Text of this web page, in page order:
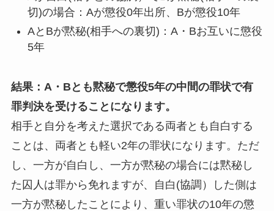
切)の場合：Aが懲役0年出所、Bが懲役10年
AとBが黙秘(相手への裏切)：A・Bお互いに懲役
5年
結果：A・Bとも黙秘で懲役5年の中間の罪状で有
罪判決を受けることになります。
相手と自分を考えた選択である両者とも自白する
ことは、両者とも軽い2年の罪状になります。ただ
し、一方が自白し、一方が黙秘の場合には黙秘し
た囚人は罪から免れますが、自白(協調）した側は
一方が黙秘したことにより、重い罪状の10年の懲